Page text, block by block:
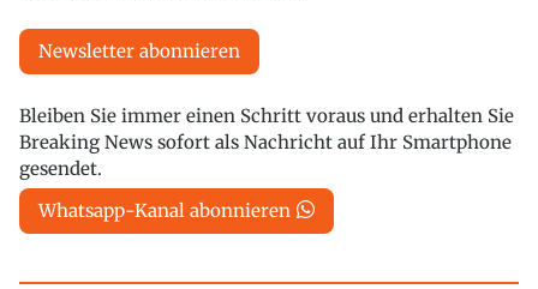
Newsletter abonnieren
Bleiben Sie immer einen Schritt voraus und erhalten Sie
Breaking News sofort als Nachricht auf Ihr Smartphone
gesendet.
Whatsapp-Kanal abonnieren